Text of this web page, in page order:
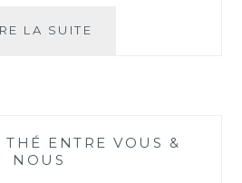
LA SUITE
MÉNAGE
ENTRE VOUS &
NOUS